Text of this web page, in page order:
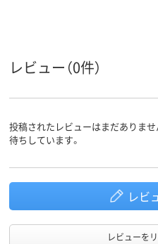
レビュー（0件）
投稿されたレビューはまだありま
待ちしています。
レビ
レビューを